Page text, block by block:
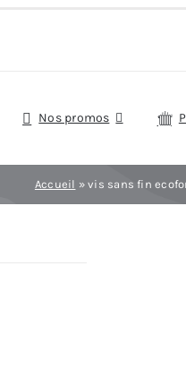
Nos promos
Accueil »vis sans fin